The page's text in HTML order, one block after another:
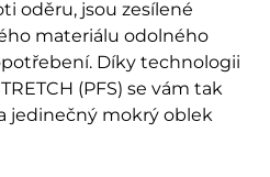
oděru, jsou zesílené
materiálu odolného
Díky technologii
(PFS) se vám tak
jedinečný mokrý oblek